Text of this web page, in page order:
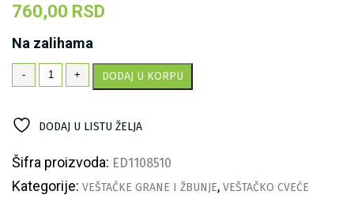
760,00 RSD
Na zalihama
-
Veštačka
grana
+ DODAJ U KORPU
DODAJ U LISTU ŽELJA
Šifra proizvoda: ED1108510
Kategorije: VEŠTAČKE GRANE I ŽBUNJE, VEŠTAČKO CVEĆE